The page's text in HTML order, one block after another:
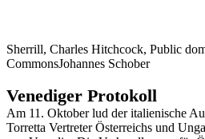
Sherrill, Charles Hitchcock, Public
CommonsJohannes Schober
Venediger Protokoll
Am 11. Oktober lud der italienische
Torretta Vertreter Österreichs und